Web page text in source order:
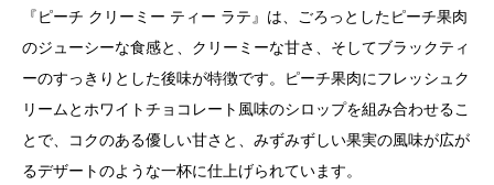
『ピーチ クリーミー ティー ラテ』は、ごろっとしたピーチ果肉
のジューシーな食感と、クリーミーな甘さ、そしてブラックティ
ーのすっきりとした後味が特徴です。ピーチ果肉にフレッシュク
リームとホワイトチョコレート風味のシロップを組み合わせるこ
とで、コクのある優しい甘さと、みずみずしい果実の風味が広が
るデザートのような一杯に仕上げられています。